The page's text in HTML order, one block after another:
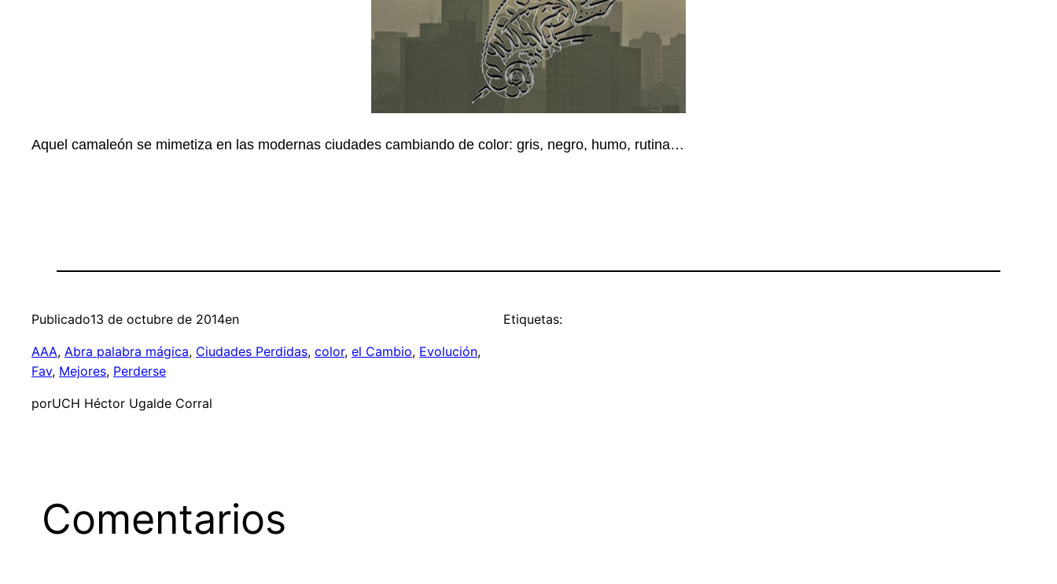
Aquel camaleón se mimetiza en las modernas ciudades cambiando de color: gris, negro, humo, rutina…
Publicado13 de octubre de 2014en
AAA, Abra palabra mágica, Ciudades Perdidas, color, el Cambio, Evolución
Fav, Mejores, Perderse
porUCH Héctor Ugalde Corral
Etiquetas:
Comentarios